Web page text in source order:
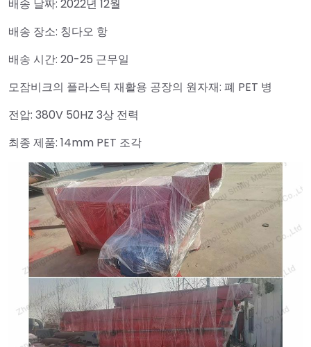
배송 날짜: 2022년 12월
배송 장소: 칭다오 항
배송 시간: 20-25 근무일
모잠비크의 플라스틱 재활용 공장의 원자재: 폐 PET 병
전압: 380V 50HZ 3상 전력
최종 제품: 14mm PET 조각